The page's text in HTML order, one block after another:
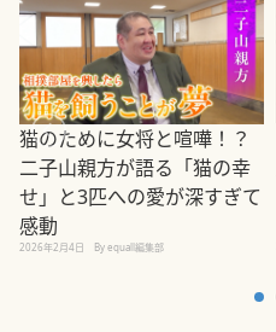
猫のために女将と喧嘩！？
二子山親方が語る「猫の幸
せ」と3匹への愛が深すぎて
感動
2026年2月4日 By equall編集部